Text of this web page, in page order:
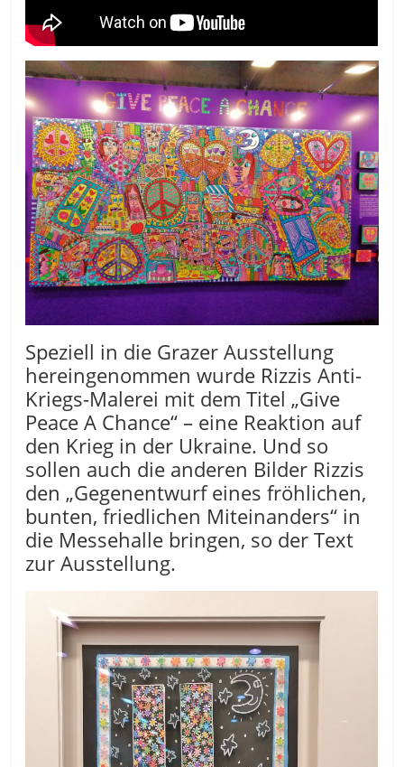
Speziell in die Grazer Ausstellung
hereingenommen wurde Rizzis Anti-
Kriegs-Malerei mit dem Titel „Give
Peace A Chance“ – eine Reaktion auf
den Krieg in der Ukraine. Und so
sollen auch die anderen Bilder Rizzis
den „Gegenentwurf eines fröhlichen,
bunten, friedlichen Miteinanders“ in
die Messehalle bringen, so der Text
zur Ausstellung.